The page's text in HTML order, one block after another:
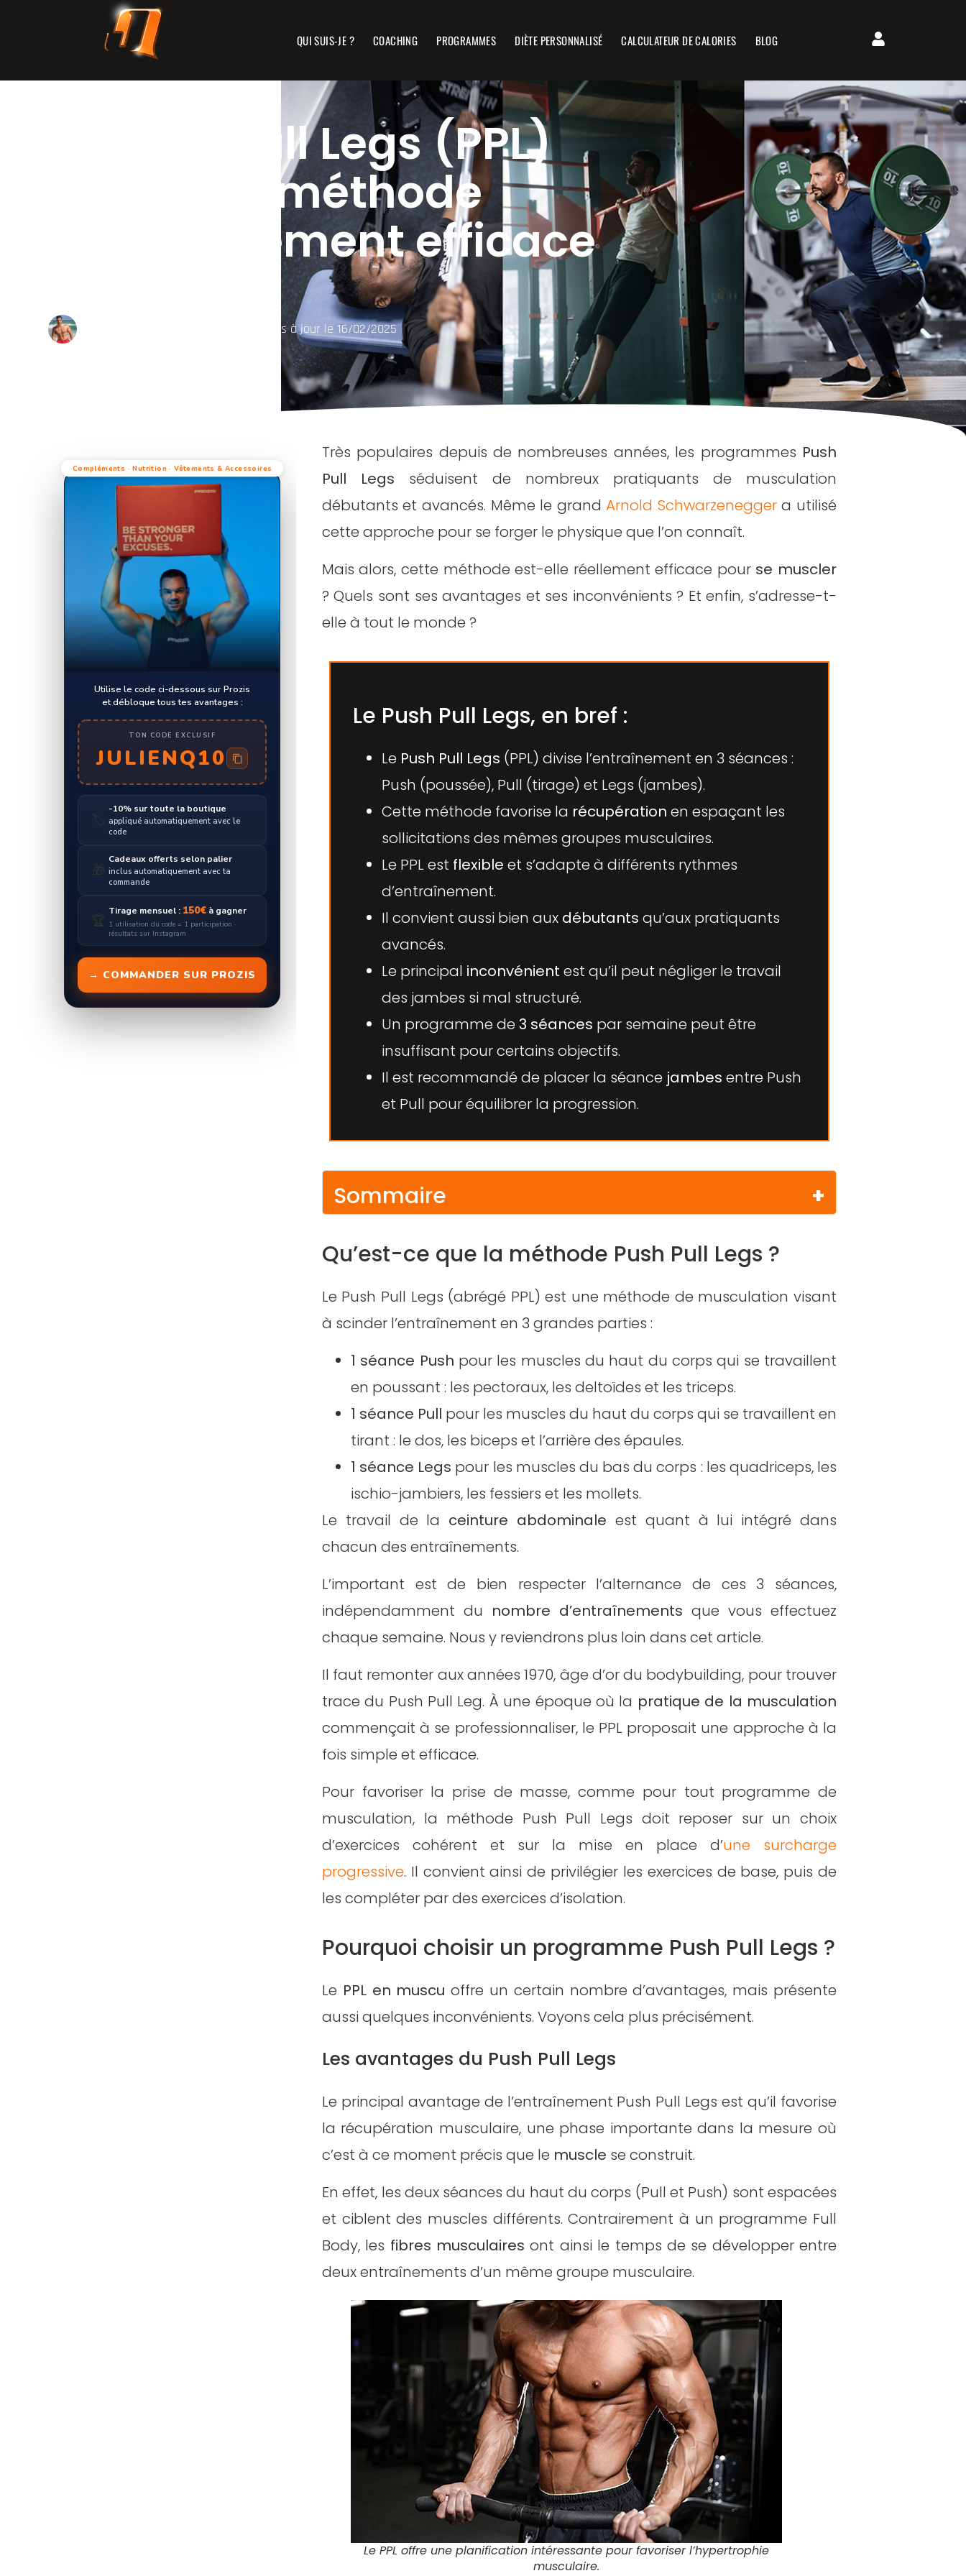
QUI SUIS-JE ? COACHING PROGRAMMES DIÈTE PERSONNALISÉ CALCULATEUR DE CALORIES BLOG
Le Push Pull Legs (PPL)
est-il une méthode
d’entraînement efficace
Mis à jour le 16/02/2025
Compléments · Nutrition · Vêtements & Accessoires
Utilise le code ci-dessous sur Prozis
et débloque tous tes avantages :
TON CODE EXCLUSIF
JULIENQ10
🏷️
-10% sur toute la boutique
appliqué automatiquement avec le
code
🎁
Cadeaux offerts selon palier
inclus automatiquement avec ta
commande
🏆
Tirage mensuel : 150€ à gagner
1 utilisation du code = 1 participation ·
résultats sur Instagram
→ COMMANDER SUR PROZIS
Très populaires depuis de nombreuses années, les programmes Push
Pull Legs séduisent de nombreux pratiquants de musculation
débutants et avancés. Même le grandArnold Schwarzeneggera utilisé
cette approche pour se forger le physique que l’on connaît.
Mais alors, cette méthode est-elle réellement efficace pour se muscler
? Quels sont ses avantages et ses inconvénients ? Et enfin, s’adresse-t-
elle à tout le monde ?
Le Push Pull Legs, en bref :
Le Push Pull Legs (PPL) divise l’entraînement en 3 séances :
Push (poussée), Pull (tirage) et Legs (jambes).
Cette méthode favorise la récupération en espaçant les
sollicitations des mêmes groupes musculaires.
Le PPL est flexible et s’adapte à différents rythmes
d’entraînement.
Il convient aussi bien aux débutants qu’aux pratiquants
avancés.
Le principal inconvénient est qu’il peut négliger le travail
des jambes si mal structuré.
Un programme de 3 séances par semaine peut être
insuffisant pour certains objectifs.
Il est recommandé de placer la séance jambes entre Push
et Pull pour équilibrer la progression.
Sommaire
Les avantages du Push Pull Legs
Les inconvénients du Push Pull Legs
À qui s’adresse ce type d’entraînement ?
Comment organiser un programme PPL sur une semaine ?
L’entraînement Push Pull Legs pour débutant
L’entraînement Push Pull Legs pour pratiquant expert
Les alternatives au Push Pull Legs
Conclusion
FAQ
Qu’est-ce que la méthode Push Pull Legs ?
Le Push Pull Legs (abrégé PPL) est une méthode de musculation visant
à scinder l’entraînement en 3 grandes parties :
1 séance Push pour les muscles du haut du corps qui se travaillent
en poussant : les pectoraux, les deltoïdes et les triceps.
1 séance Pull pour les muscles du haut du corps qui se travaillent en
tirant : le dos, les biceps et l’arrière des épaules.
1 séance Legs pour les muscles du bas du corps : les quadriceps, les
ischio-jambiers, les fessiers et les mollets.
Le travail de la ceinture abdominale est quant à lui intégré dans
chacun des entraînements.
L’important est de bien respecter l’alternance de ces 3 séances,
indépendamment du nombre d’entraînements que vous effectuez
chaque semaine. Nous y reviendrons plus loin dans cet article.
Il faut remonter aux années 1970, âge d’or du bodybuilding, pour trouver
trace du Push Pull Leg. À une époque où la pratique de la musculation
commençait à se professionnaliser, le PPL proposait une approche à la
fois simple et efficace.
Pour favoriser la prise de masse, comme pour tout programme de
musculation, la méthode Push Pull Legs doit reposer sur un choix
d’exercices cohérent et sur la mise en place d’une surcharge
progressive. Il convient ainsi de privilégier les exercices de base, puis de
les compléter par des exercices d’isolation.
Pourquoi choisir un programme Push Pull Legs ?
Le PPL en muscu offre un certain nombre d’avantages, mais présente
aussi quelques inconvénients. Voyons cela plus précisément.
Les avantages du Push Pull Legs
Le principal avantage de l’entraînement Push Pull Legs est qu’il favorise
la récupération musculaire, une phase importante dans la mesure où
c’est à ce moment précis que le muscle se construit.
En effet, les deux séances du haut du corps (Pull et Push) sont espacées
et ciblent des muscles différents. Contrairement à un programme Full
Body, les fibres musculaires ont ainsi le temps de se développer entre
deux entraînements d’un même groupe musculaire.
Le PPL offre une planification intéressante pour favoriser l’hypertrophie
musculaire.